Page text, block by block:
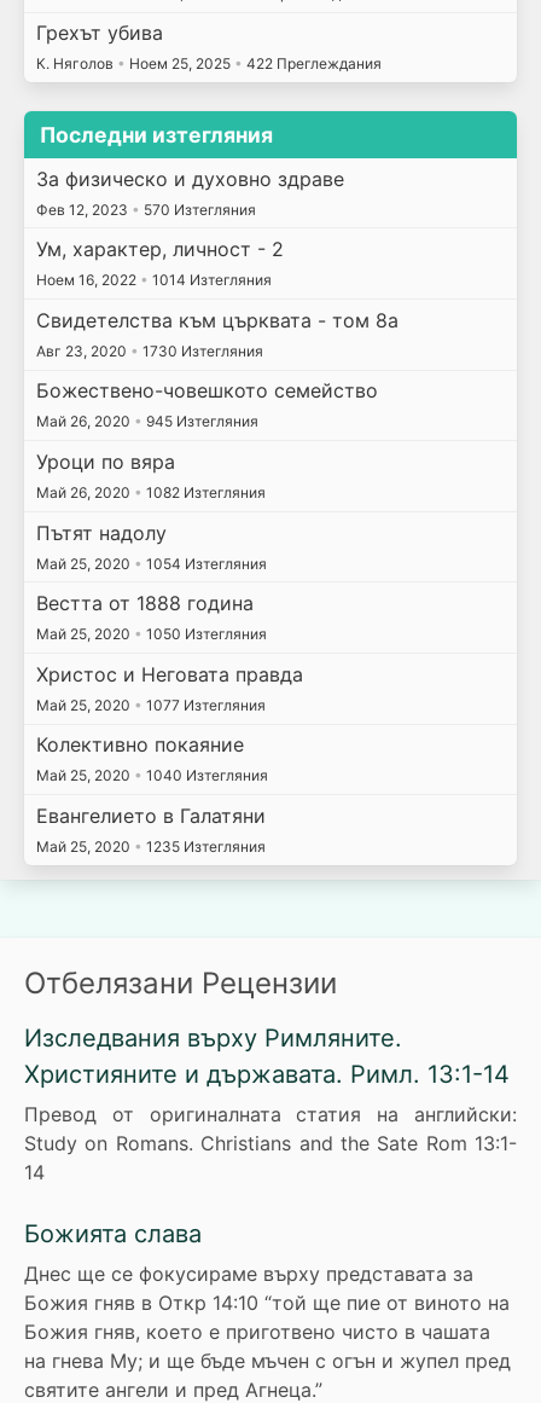
Грехът убива
К. Няголов • Ноем 25, 2025 • 422 Преглеждания
Последни изтегляния
За физическо и духовно здраве
Фев 12, 2023 • 570 Изтегляния
Ум, характер, личност - 2
Ноем 16, 2022 • 1014 Изтегляния
Свидетелства към църквата - том 8а
Авг 23, 2020 • 1730 Изтегляния
Божествено-човешкото семейство
Май 26, 2020 • 945 Изтегляния
Уроци по вяра
Май 26, 2020 • 1082 Изтегляния
Пътят надолу
Май 25, 2020 • 1054 Изтегляния
Вестта от 1888 година
Май 25, 2020 • 1050 Изтегляния
Христос и Неговата правда
Май 25, 2020 • 1077 Изтегляния
Колективно покаяние
Май 25, 2020 • 1040 Изтегляния
Евангелието в Галатяни
Май 25, 2020 • 1235 Изтегляния
Отбелязани Рецензии
Изследвания върху Римляните.
Християните и държавата. Римл. 13:1-14
Превод от оригиналната статия на английски:
Study on Romans. Christians and the Sate Rom 13:1-
14
Божията слава
Днес ще се фокусираме върху представата за
Божия гняв в Откр 14:10 “той ще пие от виното на
Божия гняв, което е приготвено чисто в чашата
на гнева Му; и ще бъде мъчен с огън и жупел пред
святите ангели и пред Агнеца.”